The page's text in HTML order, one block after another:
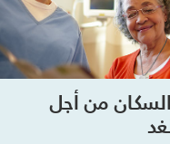
من أجل